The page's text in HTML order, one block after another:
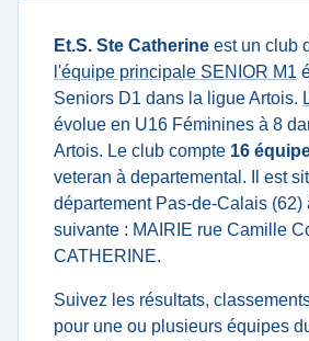
Et.S. Ste Catherine est un club
l'équipe principale SENIOR M1
Seniors D1 dans la ligue Artois.
évolue en U16 Féminines à 8
Artois. Le club compte 16
veteran à departemental. Il est
département Pas-de-Calais (62)
suivante : MAIRIE rue Camille
CATHERINE.
Suivez les résultats,
pour une ou plusieurs équipes